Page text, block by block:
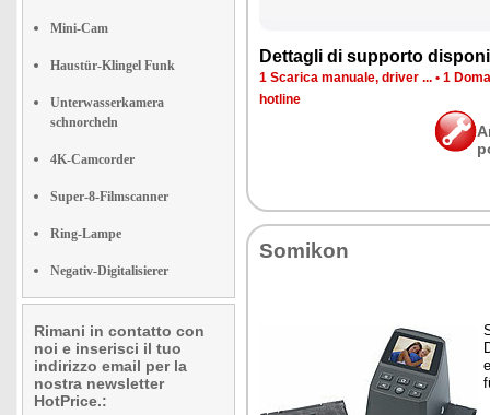
Mini-Cam
Haustür-Klingel Funk
Unterwasserkamera
schnorcheln
4K-Camcorder
Super-8-Filmscanner
Ring-Lampe
Negativ-Digitalisierer
Rimani in contatto con
noi e inserisci il tuo
indirizzo email per la
nostra newsletter
HotPrice.:
Det­ta­gli di sup­por­to
1 Sca­ri­ca ma­nua­le, dri­ver ... • 1
ho­tli­ne
So­mi­kon